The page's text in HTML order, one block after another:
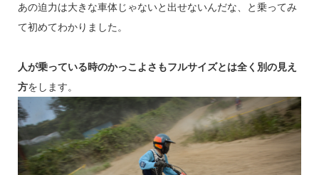
あの迫力は大きな車体じゃないと出せないんだな、と乗ってみ
て初めてわかりました。
人が乗っている時のかっこよさもフルサイズとは全く別の見え
方をします。